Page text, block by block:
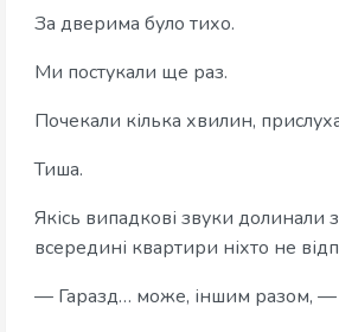
За дверима було тихо.
Ми постукали ще раз.
Почекали кілька хвилин,
Тиша.
Якісь випадкові звуки долинали
всередині квартири ніхто не
— Гаразд… може, іншим разом, —